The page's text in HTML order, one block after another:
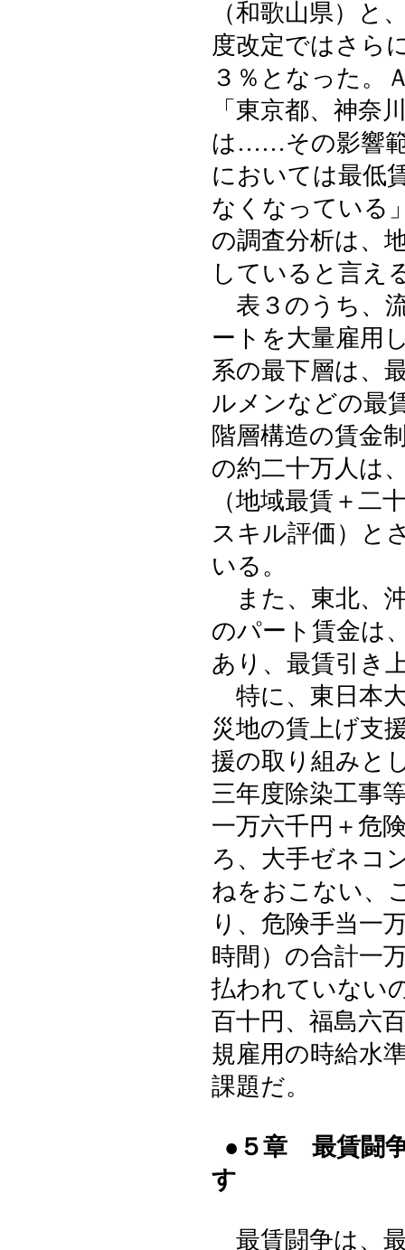
（和歌山県）と
度改定ではさら
３％となった。
「東京都、神奈
は……その影響範
においては最低
なくなっている
の調査分析は、
していると言え
表３のうち、
ートを大量雇用
系の最下層は、
ルメンなどの最
階層構造の賃金
の約二十万人は
（地域最賃＋二
スキル評価）と
いる。
また、東北、
のパート賃金は
あり、最賃引き
特に、東日本
災地の賃上げ支
援の取り組みと
三年度除染工事
一万六千円＋危
ろ、大手ゼネコ
ねをおこない、
り、危険手当一
時間）の合計一
払われていない
百十円、福島六
規雇用の時給水
課題だ。
●５章 最賃闘
す
最賃闘争は、